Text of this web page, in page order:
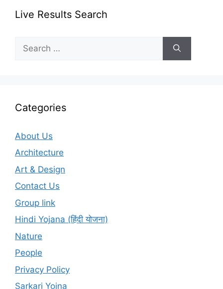
Live Results Search
for:
Categories
About Us
Architecture
Art & Design
Contact Us
Group link
Hindi Yojana (हिंदी योजना)
Nature
People
Privacy Policy
Sarkari Yojna